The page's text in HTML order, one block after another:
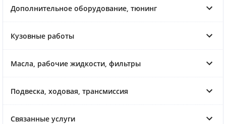
Дополнительное оборудование, тюнинг
Кузовные работы
Масла, рабочие жидкости, фильтры
Подвеска, ходовая, трансмиссия
Связанные услуги